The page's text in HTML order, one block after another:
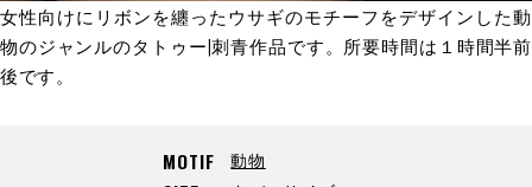
女性向けにリボンを纏ったウサギのモチーフをデザインした動
物のジャンルのタトゥー|刺青作品です。所要時間は１時間半前
後です。
MOTIF 動物